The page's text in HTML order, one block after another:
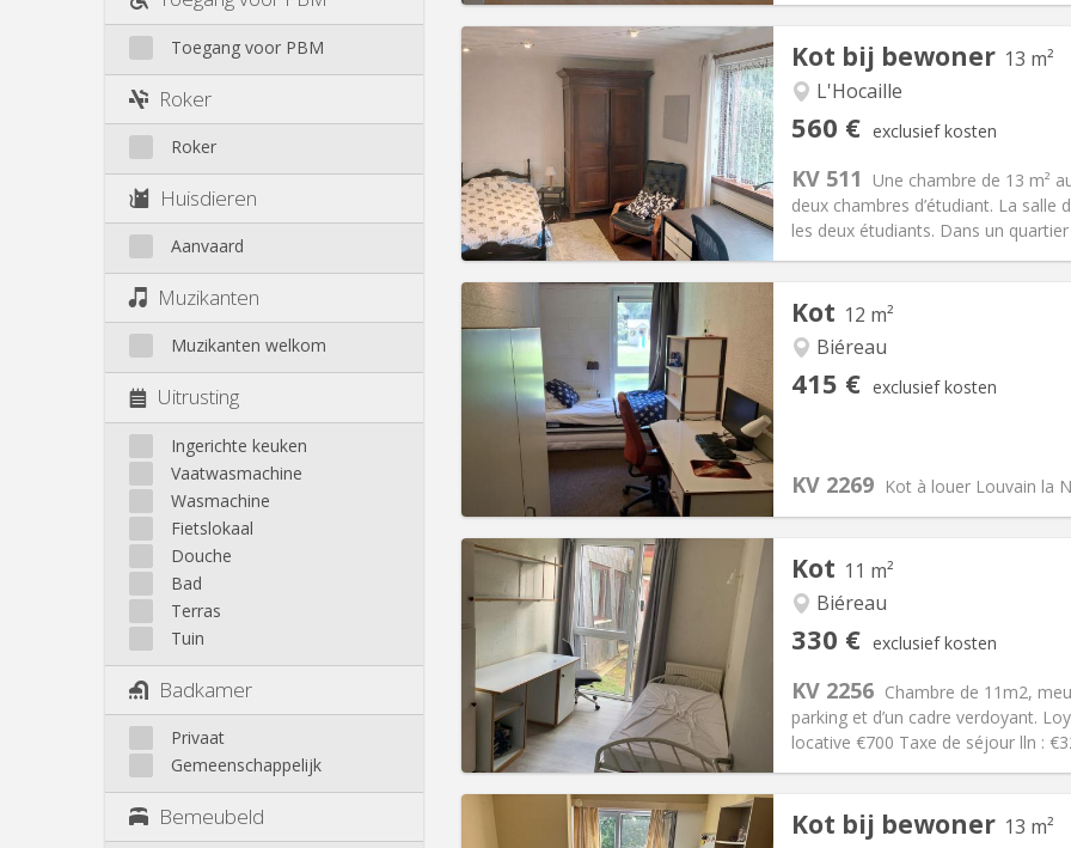
Toegang voor PBM
Roker
Roker
Huisdieren
Aanvaard
Muzikanten
Muzikanten welkom
Uitrusting
Ingerichte keuken
Vaatwasmachine
Wasmachine
Fietslokaal
Douche
Bad
Terras
Tuin
Badkamer
Privaat
Gemeenschappelijk
Bemeubeld
Kot bij bewoner 13 m²
L'Hocaille
560 € exclusief kosten
KV 511
Une chambre de 13 m²
deux chambres d’étudiant. La
les deux étudiants. Dans un
Praktische Informatie
Huur:560 €
Kosten: 60 €
10 maanden
Domiciliëring: Met voorwaarden
Inrichting
Badkamer:
Oppervlakte:13 m2
Kot 12 m²
Biéreau
415 € exclusief kosten
KV 2269 Kot à louer Louvain la
Praktische Informatie
Huur: 415 €
Kosten:200 €
Duur:12 maanden
Domiciliëring: Met voorwaarden
Inrichting
Oppervlakte:12 m2
Kot 11 m²
Biéreau
330 € exclusief kosten
KV 2256 Chambre de 11m2,
parking et d’un cadre verdoyant.
locative €700 Taxe de séjour lln :
Praktische Informatie
Huur: 330 €
Kosten:120 €
12 maanden
Domiciliëring:Nee
Inrichting
Badkamer:Gemeenschappelijk
Oppervlakte:11 m2
Kot bij bewoner 13 m²